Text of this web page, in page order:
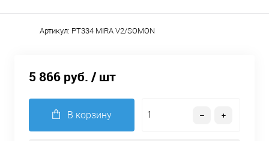
Артикул: PT334 MIRA V2/SOMON
5 866 руб. / шт
В корзину